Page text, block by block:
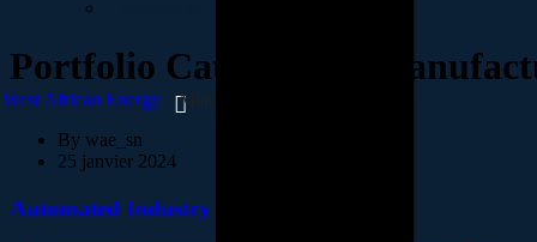
Portfolio Categories :
West African Energy
Manufacturing
By wae_sn
25 janvier 2024
Automated Industry